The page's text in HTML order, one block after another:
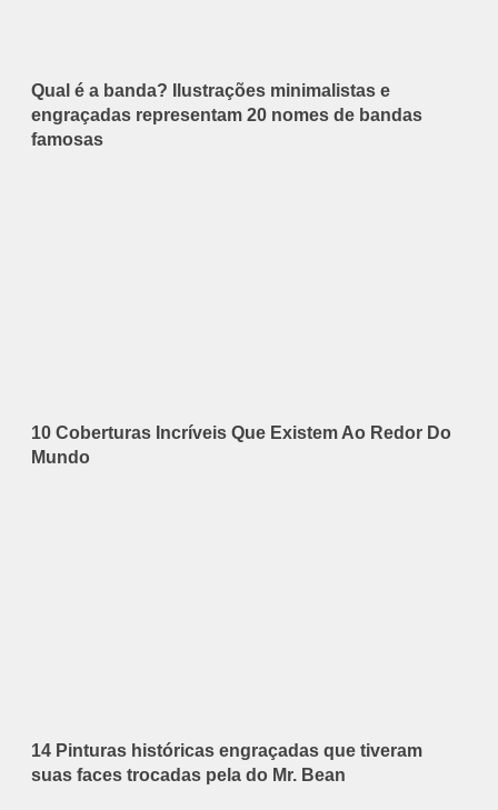
Qual é a banda? Ilustrações minimalistas e
engraçadas representam 20 nomes de bandas
famosas
10 Coberturas Incríveis Que Existem Ao Redor Do
Mundo
14 Pinturas históricas engraçadas que tiveram
suas faces trocadas pela do Mr. Bean